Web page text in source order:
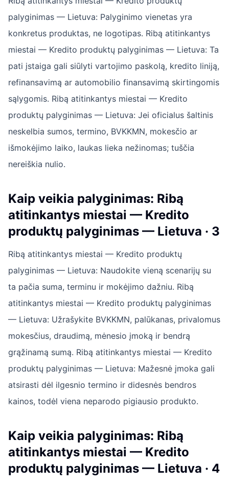
palyginimas — Lietuva: Palyginimo vienetas yra
konkretus produktas, ne logotipas. Ribą atitinkantys
miestai — Kredito produktų palyginimas — Lietuva: Ta
pati įstaiga gali siūlyti vartojimo paskolą, kredito liniją,
refinansavimą ar automobilio finansavimą skirtingomis
sąlygomis. Ribą atitinkantys miestai — Kredito
produktų palyginimas — Lietuva: Jei oficialus šaltinis
neskelbia sumos, termino, BVKKMN, mokesčio ar
išmokėjimo laiko, laukas lieka nežinomas; tuščia
nereiškia nulio.
Kaip veikia palyginimas: Ribą
atitinkantys miestai — Kredito
produktų palyginimas — Lietuva · 3
Ribą atitinkantys miestai — Kredito produktų
palyginimas — Lietuva: Naudokite vieną scenarijų su
ta pačia suma, terminu ir mokėjimo dažniu. Ribą
atitinkantys miestai — Kredito produktų palyginimas
— Lietuva: Užrašykite BVKKMN, palūkanas, privalomus
mokesčius, draudimą, mėnesio įmoką ir bendrą
grąžinamą sumą. Ribą atitinkantys miestai — Kredito
produktų palyginimas — Lietuva: Mažesnė įmoka gali
atsirasti dėl ilgesnio termino ir didesnės bendros
kainos, todėl viena neparodo pigiausio produkto.
Kaip veikia palyginimas: Ribą
atitinkantys miestai — Kredito
produktų palyginimas — Lietuva · 4